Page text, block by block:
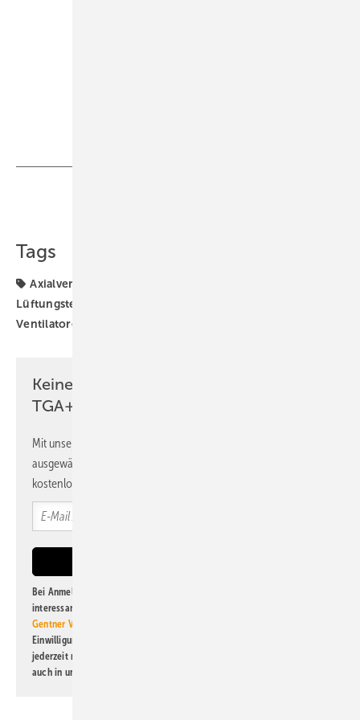
Tags
Axialventilator
Lüftungstechnik
Ventilatoren
Keine Zeit? Kein Problem mit dem
TGA+E Newsletter!
Mit unserem Newsletter erhalten Sie regelmäßig von uns
ausgewählte Informationen und Neuigkeiten, gebündelt und
kostenlos direkt ins Postfach.
Bei Anmeldung zu diesem Newsletter bin ich damit einverstanden, über
interessante Verlags- und Online-Angebote
Gentner Verlag GmbH & Co. KG
Einwilligung kann ich jederzeit widerrufen und eine Abmeldung ist
jederzeit möglich. Informationen zum Umgang mit Daten finden Sie
auch in unserer